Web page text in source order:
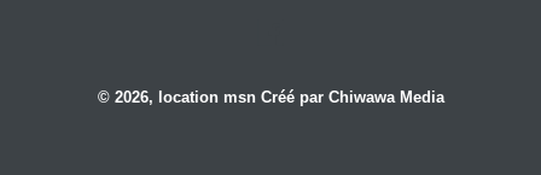
© 2026, location msn Créé par Chiwawa Media